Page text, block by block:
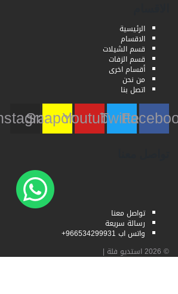
الرئيسية
الاقسام
قسم الشيلات
قسم الزفات
أقسام اخرى
من نحن
اتصل بنا
Twitter
Youtube
Snapchat
Instagram
تواصل معنا
رسالة سريعة
واتس اب 966534299931+
استديو فلة|